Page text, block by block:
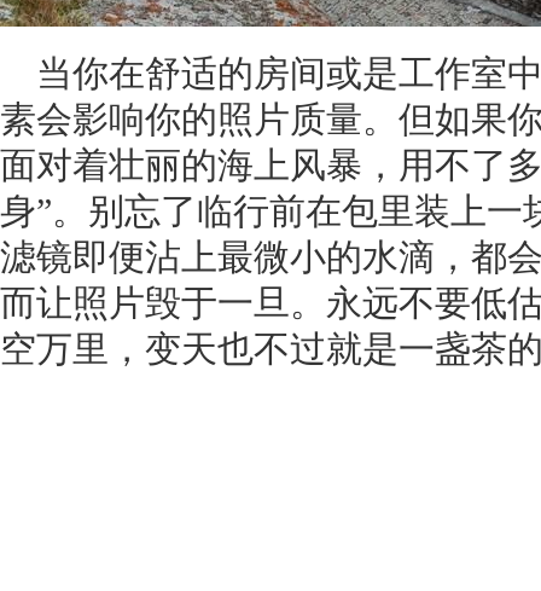
当你在舒适的房间或是工作室
素会影响你的照片质量。但如果
面对着壮丽的海上风暴，用不了
身”。别忘了临行前在包里装上
滤镜即便沾上最微小的水滴，都
而让照片毁于一旦。永远不要低
空万里，变天也不过就是一盏茶